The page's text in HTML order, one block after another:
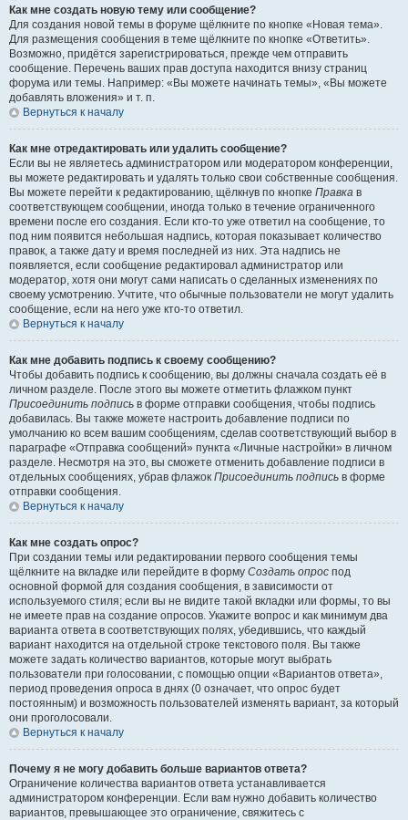
Как мне создать новую тему или сообщение?
Для создания новой темы в форуме щёлкните по кнопке «Новая тема».
Для размещения сообщения в теме щёлкните по кнопке «Ответить».
Возможно, придётся зарегистрироваться, прежде чем отправить
сообщение. Перечень ваших прав доступа находится внизу страниц
форума или темы. Например: «Вы можете начинать темы», «Вы можете
добавлять вложения» и т. п.
Вернуться к началу
Как мне отредактировать или удалить сообщение?
Если вы не являетесь администратором или модератором конференции,
вы можете редактировать и удалять только свои собственные сообщения.
Вы можете перейти к редактированию, щёлкнув по кнопке Правка в
соответствующем сообщении, иногда только в течение ограниченного
времени после его создания. Если кто-то уже ответил на сообщение, то
под ним появится небольшая надпись, которая показывает количество
правок, а также дату и время последней из них. Эта надпись не
появляется, если сообщение редактировал администратор или
модератор, хотя они могут сами написать о сделанных изменениях по
своему усмотрению. Учтите, что обычные пользователи не могут удалить
сообщение, если на него уже кто-то ответил.
Вернуться к началу
Как мне добавить подпись к своему сообщению?
Чтобы добавить подпись к сообщению, вы должны сначала создать её в
личном разделе. После этого вы можете отметить флажком пункт
Присоединить подпись в форме отправки сообщения, чтобы подпись
добавилась. Вы также можете настроить добавление подписи по
умолчанию ко всем вашим сообщениям, сделав соответствующий выбор в
параграфе «Отправка сообщений» пункта «Личные настройки» в личном
разделе. Несмотря на это, вы сможете отменить добавление подписи в
отдельных сообщениях, убрав флажок Присоединить подпись в форме
отправки сообщения.
Вернуться к началу
Как мне создать опрос?
При создании темы или редактировании первого сообщения темы
щёлкните на вкладке или перейдите в форму Создать опрос под
основной формой для создания сообщения, в зависимости от
используемого стиля; если вы не видите такой вкладки или формы, то вы
не имеете прав на создание опросов. Укажите вопрос и как минимум два
варианта ответа в соответствующих полях, убедившись, что каждый
вариант находится на отдельной строке текстового поля. Вы также
можете задать количество вариантов, которые могут выбрать
пользователи при голосовании, с помощью опции «Вариантов ответа»,
период проведения опроса в днях (0 означает, что опрос будет
постоянным) и возможность пользователей изменять вариант, за который
они проголосовали.
Вернуться к началу
Почему я не могу добавить больше вариантов ответа?
Ограничение количества вариантов ответа устанавливается
администратором конференции. Если вам нужно добавить количество
вариантов, превышающее это ограничение, свяжитесь с